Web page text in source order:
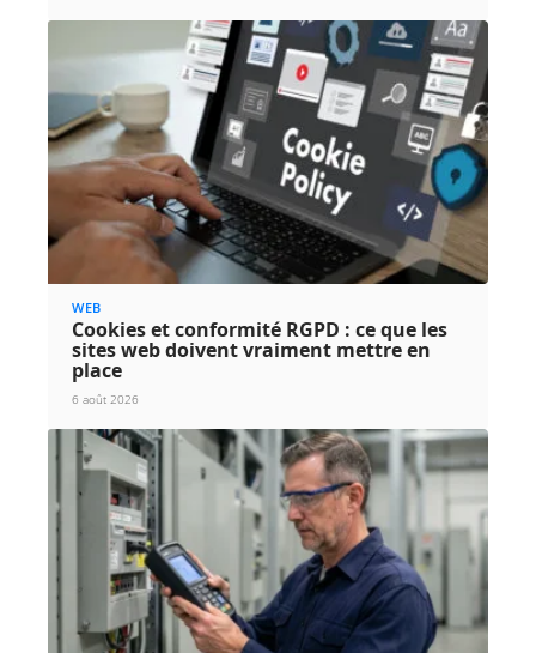
WEB
Cookies et conformité RGPD : ce que les
sites web doivent vraiment mettre en
place
6 août 2026